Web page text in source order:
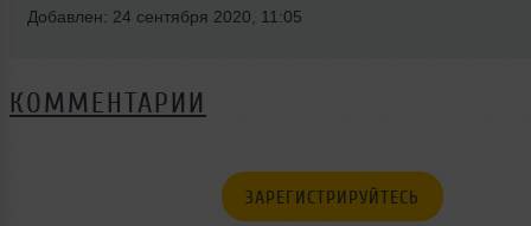
Добавлен: 24 сентября 2020, 11:05
КОММЕНТАРИИ
ЗАРЕГИСТРИРУЙТЕСЬ